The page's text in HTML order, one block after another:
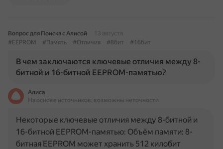
Вопрос для Поиска с Алисой
13 августа
#EEPROM
#Память #Отличия #8бит #16бит
В чем заключаются ключевые отличия между 8-
битной и 16-битной EEPROM-памятью?
Алиса
На основе источников, возможны неточности
Некоторые ключевые отличия между 8-битной и
16-битной EEPROM-памятью: Объём памяти: 8-
битная EEPROM может хранить 512 килобит